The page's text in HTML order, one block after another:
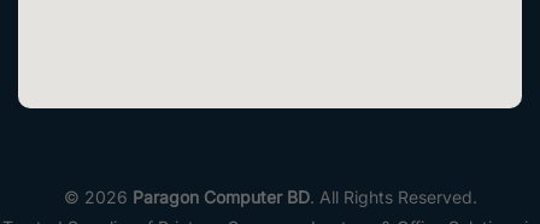
© 2026 Paragon Computer BD. All Rights Reserved.